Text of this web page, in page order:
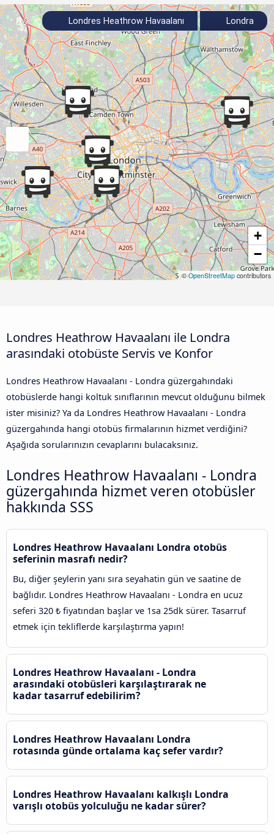
+
−
©OpenStreetMap contributors
Londres Heathrow Havaalanı Londra
Londres Heathrow Havaalanı ile Londra
arasındaki otobüste Servis ve Konfor
Londres Heathrow Havaalanı - Londra güzergahındaki
otobüslerde hangi koltuk sınıflarının mevcut olduğunu bilmek
ister misiniz? Ya da Londres Heathrow Havaalanı - Londra
güzergahında hangi otobüs firmalarının hizmet verdiğini?
Aşağıda sorularınızın cevaplarını bulacaksınız.
Londres Heathrow Havaalanı - Londra
güzergahında hizmet veren otobüsler
hakkında SSS
Londres Heathrow Havaalanı Londra otobüs
seferinin masrafı nedir?
Bu, diğer şeylerin yanı sıra seyahatin gün ve saatine de
bağlıdır. Londres Heathrow Havaalanı - Londra en ucuz
seferi 320 ₺ fiyatından başlar ve 1sa 25dk sürer. Tasarruf
etmek için tekliflerde karşılaştırma yapın!
Londres Heathrow Havaalanı - Londra
arasındaki otobüsleri karşılaştırarak ne
kadar tasarruf edebilirim?
Londres Heathrow Havaalanı Londra
rotasında günde ortalama kaç sefer vardır?
Londres Heathrow Havaalanı kalkışlı Londra
varışlı otobüs yolculuğu ne kadar sürer?